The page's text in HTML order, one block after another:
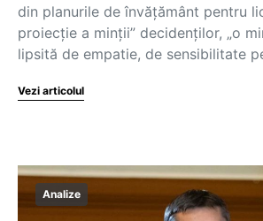
din planurile de învățământ pentru
proiecție a minții” decidenților, „o
lipsită de empatie, de sensibilitate
Vezi articolul
Analize